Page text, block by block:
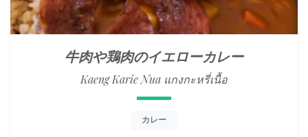
牛肉や鶏肉のイエローカレー
Kaeng Karie Nua แกงกะหรี่เนื้อ
カレー